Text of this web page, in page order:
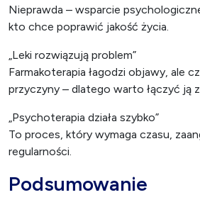
Nieprawda – wsparcie
kto chce poprawić jakość życia.
„Leki rozwiązują problem”
Farmakoterapia łagodzi objawy, ale
przyczyny – dlatego warto łączyć ją
„Psychoterapia działa szybko”
To proces, który wymaga czasu,
regularności.
Podsumowanie